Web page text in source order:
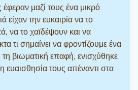
μαζί τους ένα μικρό
είχαν την ευκαιρία να το
να το χαϊδέψουν και να
τι σημαίνει να φροντίζουμε ένα
βιωματική επαφή, ενισχύθηκε
ευαισθησία τους απέναντι στα